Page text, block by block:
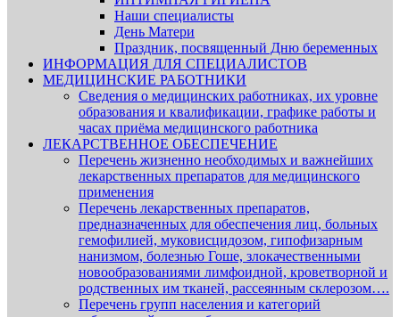
Наши специалисты
День Матери
Праздник, посвященный Дню беременных
ИНФОРМАЦИЯ ДЛЯ СПЕЦИАЛИСТОВ
МЕДИЦИНСКИЕ РАБОТНИКИ
Сведения о медицинских работниках, их уровне
образования и квалификации, графике работы и
часах приёма медицинского работника
ЛЕКАРСТВЕННОЕ ОБЕСПЕЧЕНИЕ
Перечень жизненно необходимых и важнейших
лекарственных препаратов для медицинского
применения
Перечень лекарственных препаратов,
предназначенных для обеспечения лиц, больных
гемофилией, муковисцидозом, гипофизарным
нанизмом, болезнью Гоше, злокачественными
новообразованиями лимфоидной, кроветворной и
родственных им тканей, рассеянным склерозом….
Перечень групп населения и категорий